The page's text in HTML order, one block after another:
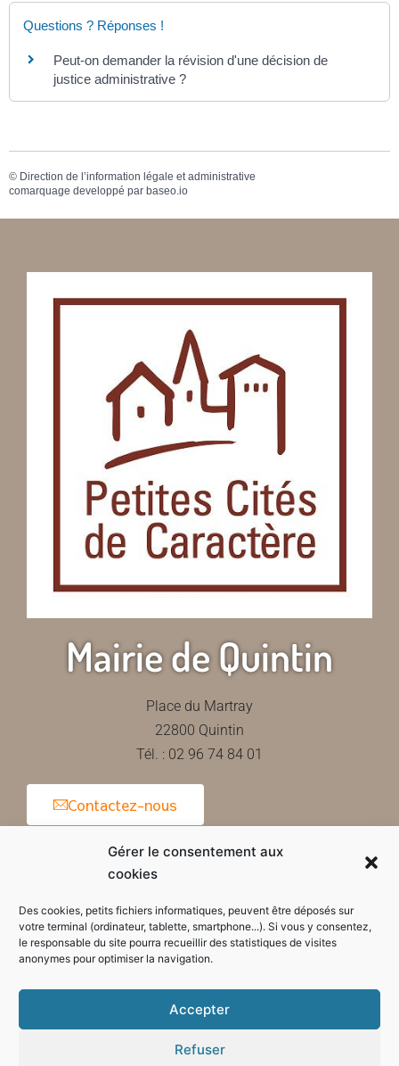
Gérer le consentement aux
cookies
Des cookies, petits fichiers informatiques, peuvent être déposés sur
votre terminal (ordinateur, tablette, smartphone...). Si vous y consentez,
le responsable du site pourra recueillir des statistiques de visites
anonymes pour optimiser la navigation.
Accepter
Refuser
Questions ? Réponses !
Peut-on demander la révision d'une décision de
justice administrative ?
© Direction de l’information légale et administrative
comarquage developpé par baseo.io
Mairie de Quintin
Place du Martray
22800 Quintin
Tél. : 02 96 74 84 01
Contactez-nous
Horaires d'ouverture de la mairie